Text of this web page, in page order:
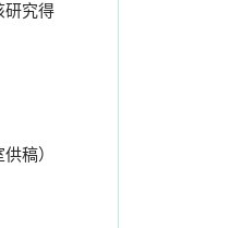
研究得
稿）